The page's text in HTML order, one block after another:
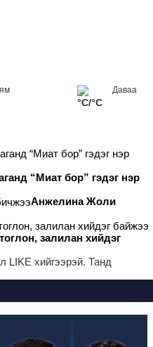
Даваа
°C/°C
“Миат бор” гэдэг нэр
Анжелина Жоли
залилан хийдэг
LIKE хийгээрэй. Танд